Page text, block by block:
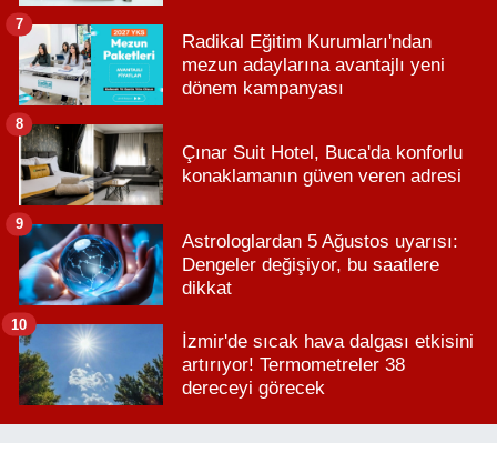
Radikal Eğitim Kurumları'ndan
mezun adaylarına avantajlı yeni
dönem kampanyası
7
Çınar Suit Hotel, Buca'da konforlu
konaklamanın güven veren adresi
8
Astrologlardan 5 Ağustos uyarısı:
Dengeler değişiyor, bu saatlere
dikkat
9
İzmir'de sıcak hava dalgası etkisini
artırıyor! Termometreler 38
dereceyi görecek
10